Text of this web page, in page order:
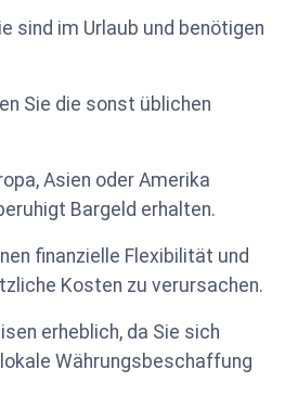
sind im Urlaub und benötigen
Sie die sonst üblichen
Asien oder Amerika
Bargeld erhalten.
finanzielle Flexibilität und
Kosten zu verursachen.
erheblich, da Sie sich
Währungsbeschaffung